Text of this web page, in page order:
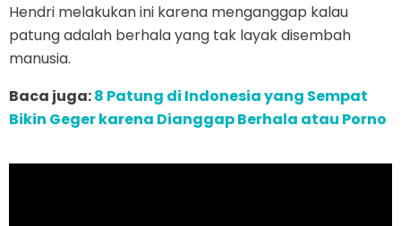
Hendri melakukan ini karena menganggap kalau
patung adalah berhala yang tak layak disembah
manusia.
Baca juga:8 Patung di Indonesia yang Sempat
Bikin Geger karena Dianggap Berhala atau Porno